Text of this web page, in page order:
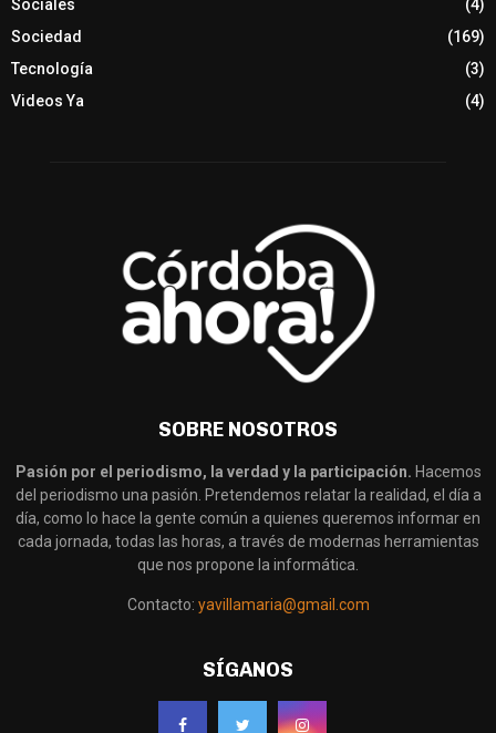
Sociales
(4)
Sociedad
(169)
Tecnología
(3)
Videos Ya
(4)
SOBRE NOSOTROS
Pasión por el periodismo, la verdad y la participación. Hacemos
del periodismo una pasión. Pretendemos relatar la realidad, el día a
día, como lo hace la gente común a quienes queremos informar en
cada jornada, todas las horas, a través de modernas herramientas
que nos propone la informática.
Contacto: yavillamaria@gmail.com
SÍGANOS